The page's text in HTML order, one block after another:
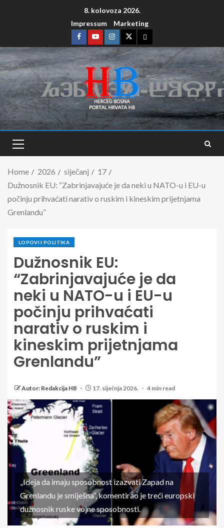
8. kolovoza 2026.
Impressum
Marketing
Home 2026 siječanj
17
Dužnosnik EU: “Zabrinjavajuće je da neki u NATO-u i EU-u
počinju prihvaćati narativ o ruskim i kineskim prijetnjama
Grenlandu”
LOPOVI I POLITIKA
Dužnosnik EU:
“Zabrinjavajuće je da
neki u NATO-u i EU-u
počinju prihvaćati
narativ o ruskim i
kineskim prijetnjama
Grenlandu”
Autor: Redakcija HB 17. siječnja 2026. 4 min read
„Ideja da imaju sposobnost izazvati Zapad na
Grenlandu je smiješna“, komentirao je treći europski
dužnosnik ruske vojne sposobnosti.